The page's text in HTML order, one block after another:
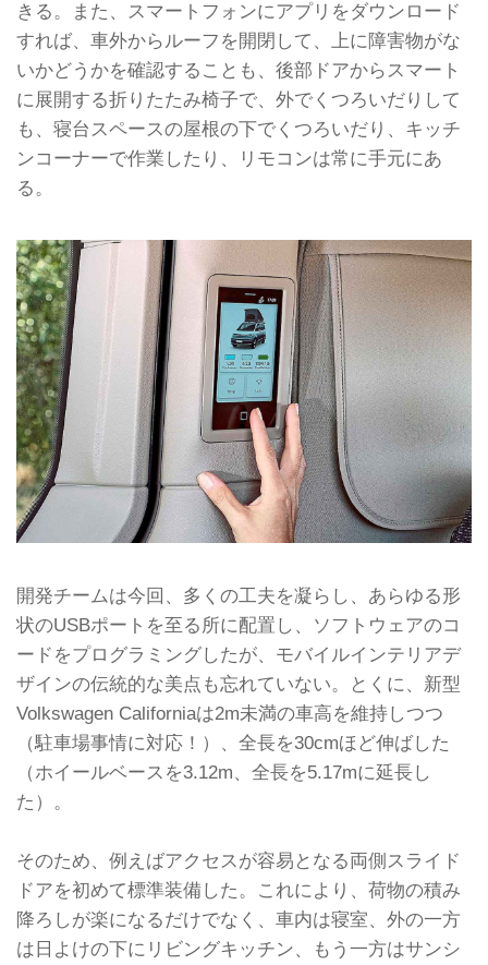
きる。また、スマートフォンにアプリをダウンロード
すれば、車外からルーフを開閉して、上に障害物がな
いかどうかを確認することも、後部ドアからスマート
に展開する折りたたみ椅子で、外でくつろいだりして
も、寝台スペースの屋根の下でくつろいだり、キッチ
ンコーナーで作業したり、リモコンは常に手元にあ
る。
開発チームは今回、多くの工夫を凝らし、あらゆる形
状のUSBポートを至る所に配置し、ソフトウェアのコ
ードをプログラミングしたが、モバイルインテリアデ
ザインの伝統的な美点も忘れていない。とくに、新型
Volkswagen Californiaは2m未満の車高を維持しつつ
（駐車場事情に対応！）、全長を30cmほど伸ばした
（ホイールベースを3.12m、全長を5.17mに延長し
た）。
そのため、例えばアクセスが容易となる両側スライド
ドアを初めて標準装備した。これにより、荷物の積み
降ろしが楽になるだけでなく、車内は寝室、外の一方
は日よけの下にリビングキッチン、もう一方はサンシ